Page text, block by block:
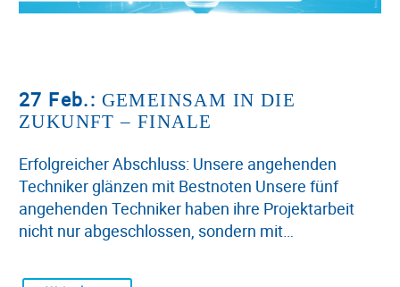
27 Feb.: GEMEINSAM IN DIE
ZUKUNFT – FINALE
Erfolgreicher Abschluss: Unsere angehenden
Techniker glänzen mit Bestnoten Unsere fünf
angehenden Techniker haben ihre Projektarbeit
nicht nur abgeschlossen, sondern mit…